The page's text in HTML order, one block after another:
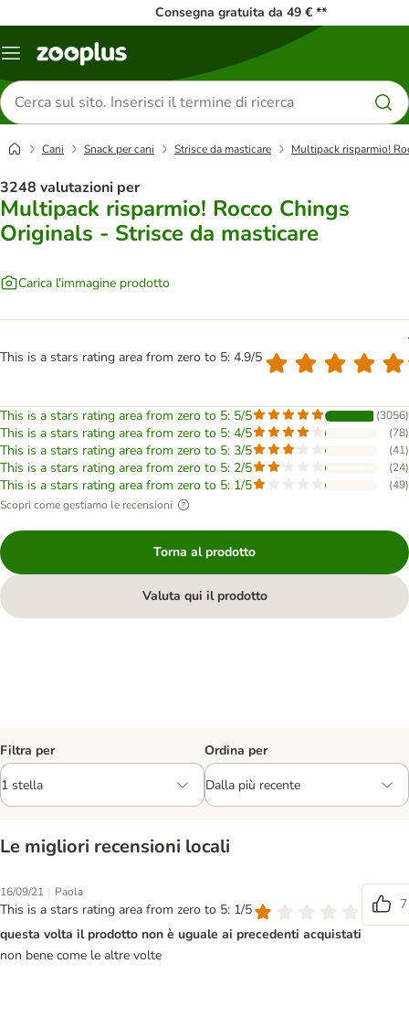
Consegna gratuita da 49 € **
Overview
Cerca
prodotti
Cani Snack per cani Strisce da masticare Multipack risparmio!
3248 valutazioni per
Multipack risparmio! Rocco Chings
Originals - Strisce da masticare
Carica l'immagine prodotto
This is a stars rating area from zero to 5: 4.9/5
This is a stars rating area from zero to 5: 5/5 (3056)
This is a stars rating area from zero to 5: 4/5 (78)
This is a stars rating area from zero to 5: 3/5 (41)
This is a stars rating area from zero to 5: 2/5 (24)
This is a stars rating area from zero to 5: 1/5 (49)
Scopri come gestiamo le recensioni
Torna al prodotto
Valuta qui il prodotto
Filtra per Ordina per
Le migliori recensioni locali
16/09/21 | Paola
This is a stars rating area from zero to 5: 1/5
7
questa volta il prodotto non è uguale ai precedenti acquistati
non bene come le altre volte